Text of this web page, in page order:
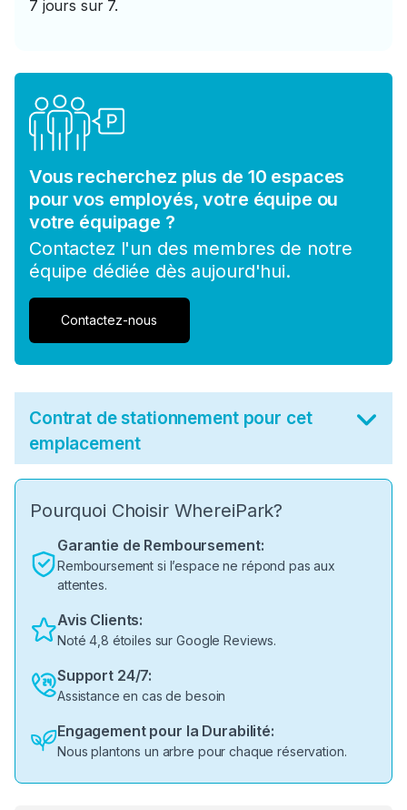
7 jours sur 7.
Vous recherchez plus de 10 espaces
pour vos employés, votre équipe ou
votre équipage ?
Contactez l'un des membres de notre
équipe dédiée dès aujourd'hui.
Contactez-nous
Contrat de stationnement pour cet
emplacement
Pourquoi Choisir WhereiPark?
Garantie de Remboursement:
Remboursement si l’espace ne répond pas aux
attentes.
Avis Clients:
Noté 4,8 étoiles sur Google Reviews.
Support 24/7:
Assistance en cas de besoin
Engagement pour la Durabilité:
Nous plantons un arbre pour chaque réservation.